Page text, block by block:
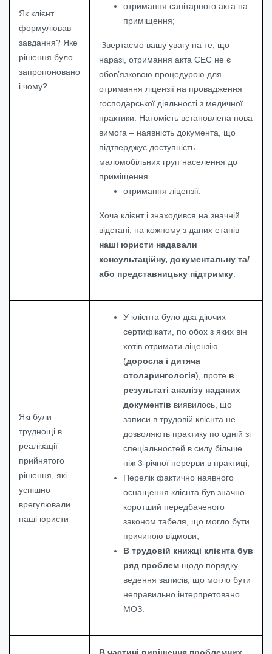
Як клієнт
формулював
завдання? Яке
рішення було
запропоновано
і чому?
отримання санітарного акта на
приміщення;
Звертаємо вашу увагу на те, що
наразі, отримання акта СЕС не є
обов’язковою процедурою для
отримання ліцензії на провадження
господарської діяльності з медичної
практики. Натомість встановлена нова
вимога – наявність документа, що
підтверджує доступність
маломобільних груп населення до
приміщення.
отримання ліцензії.
Хоча клієнт і знаходився на значній
відстані, на кожному з даних етапів
наші юристи надавали
консультаційну, документальну та/
або представницьку підтримку
Які були
труднощі в
реалізації
прийнятого
рішення, які
успішно
врегулювали
наші юристи
У клієнта було два діючих
сертифікати, по обох з яких він
хотів отримати ліцензію
(доросла і дитяча
отоларингологія), проте в
результаті аналізу наданих
документів виявилось, що
записи в трудовій клієнта не
дозволяють практику по одній зі
спеціальностей в силу більше
ніж 3-річної перерви в практиці;
Перелік фактично наявного
оснащення клієнта був значно
коротший передбаченого
законом табеля, що могло бути
причиною відмови;
В трудовій книжці клієнта був
ряд проблем щодо порядку
ведення записів, що могло бути
неправильно інтерпретовано
МОЗ.
В частині вирішення проблемних